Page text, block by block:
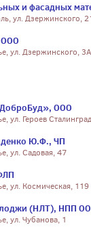
и фасадных
ул. Дзержинского,
ООО
ул. Дзержинского, 3А
ООО
ул. Героев
Ю.Ф., ЧП
ул. Садовая, 47
ул. Космическая, 119
(НЛТ), НПП
ул. Чубанова, 1